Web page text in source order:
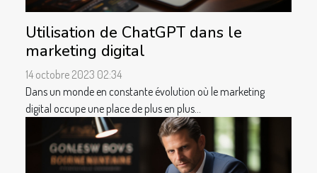
Utilisation de ChatGPT dans le
marketing digital
14 octobre 2023 02:34
Dans un monde en constante évolution où le marketing
digital occupe une place de plus en plus...